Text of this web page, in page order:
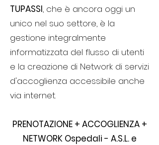
TUPASSI, che è ancora oggi un
unico nel suo settore, è la
gestione integralmente
informatizzata del flusso di utenti
e la creazione di Network di servizi
d'accoglienza accessibile anche
via internet.
PRENOTAZIONE + ACCOGLIENZA +
NETWORK Ospedali - A.S.L. e